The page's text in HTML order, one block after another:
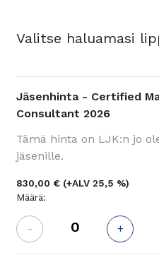
Valitse haluamasi
Jäsenhinta - Certified
Consultant 2026
Tämä hinta on LJK:n jo
jäsenille.
830,00 € (+ALV 25,5 %)
Määrä:
- +